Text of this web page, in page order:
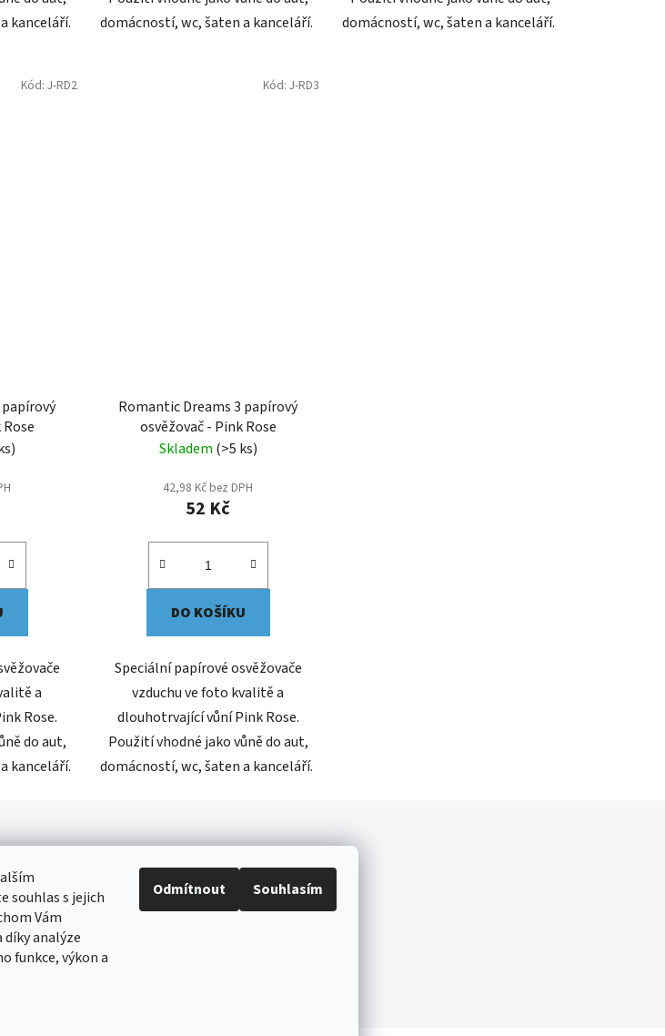
souhlas s jejich
Vám
analýze
funkce, výkon a
Odmítnout Souhlasím
kanceláří.
domácností, wc, šaten a kanceláří.
domácností, wc, šaten a kanceláří.
a
Rose.
do aut,
kanceláří.
Kód: J-RD2
Romantic Dreams 3 papírový
osvěžovač - Pink Rose
Skladem (>5 ks)
42,98 Kč bez DPH
52 Kč
DO KOŠÍKU
Speciální papírové osvěžovače
vzduchu ve foto kvalitě a
dlouhotrvající vůní Pink Rose.
Použití vhodné jako vůně do aut,
domácností, wc, šaten a kanceláří.
Kód: J-RD3